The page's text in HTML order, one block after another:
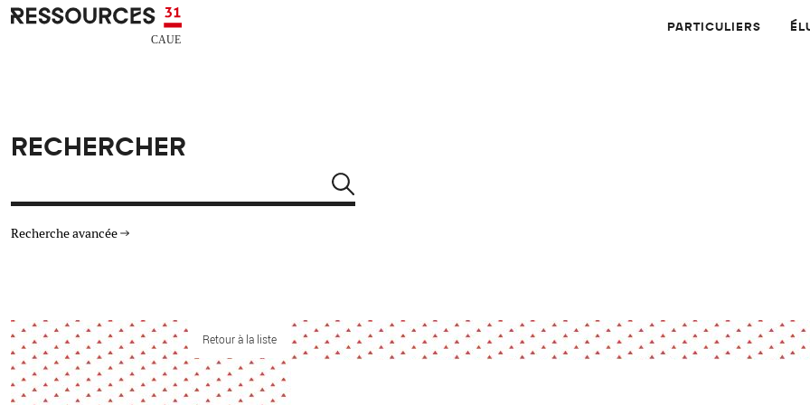
Aller au contenu principal
CAUE RESSOURCES 31 PARTICULIERS
RECHERCHER
Recherche avancée
Architecture
Arts Design
Énergie
Actualité
Dossier
Retour à la liste